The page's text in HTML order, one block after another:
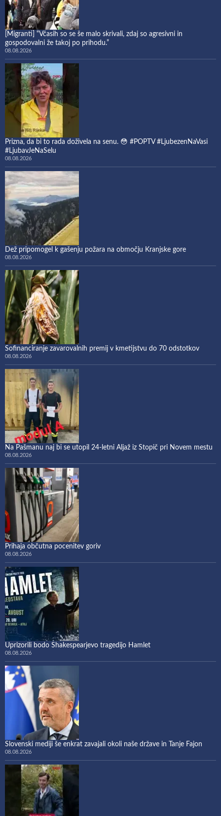
[Migranti] “Včasih so se še malo skrivali, zdaj so agresivni in
gospodovalni že takoj po prihodu.”
08.08.2026
Prizna, da bi to rada doživela na senu. 😳 #POPTV #LjubezenNaVasi
#LjubavJeNaSelu
08.08.2026
Dež pripomogel k gašenju požara na območju Kranjske gore
08.08.2026
Sofinanciranje zavarovalnih premij v kmetijstvu do 70 odstotkov
08.08.2026
Na Pašmanu naj bi se utopil 24-letni Aljaž iz Stopič pri Novem mestu
08.08.2026
Prihaja občutna pocenitev goriv
08.08.2026
Uprizorili bodo Shakespearjevo tragedijo Hamlet
08.08.2026
Slovenski mediji še enkrat zavajali okoli naše države in Tanje Fajon
08.08.2026